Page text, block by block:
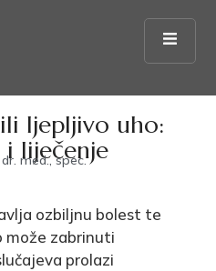
ljepljivo uho:
liječenje
med., spec.
ozbiljnu bolest te
može zabrinuti
prolazi